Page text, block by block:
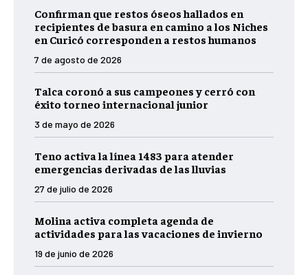
Confirman que restos óseos hallados en
recipientes de basura en camino a los Niches
en Curicó corresponden a restos humanos
7 de agosto de 2026
Talca coronó a sus campeones y cerró con
éxito torneo internacional junior
3 de mayo de 2026
Teno activa la línea 1483 para atender
emergencias derivadas de las lluvias
27 de julio de 2026
Molina activa completa agenda de
actividades para las vacaciones de invierno
19 de junio de 2026